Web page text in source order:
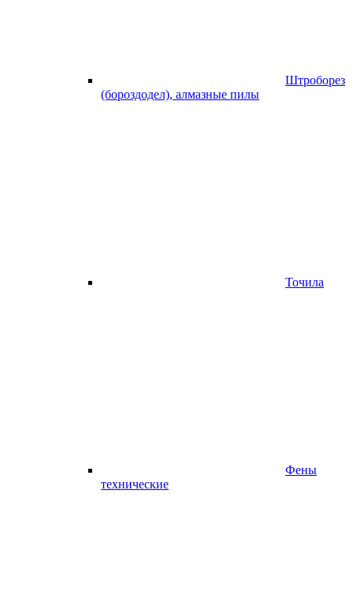
Штроборез
(бороздодел), алмазные пилы
Точила
Фены
технические